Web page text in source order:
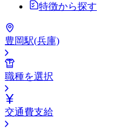
特徴から探す
豊岡駅(兵庫)
職種を選択
交通費支給